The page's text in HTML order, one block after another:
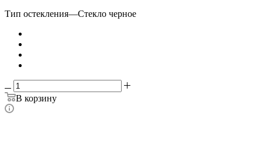
Тип остекления—Стекло черное
В корзину